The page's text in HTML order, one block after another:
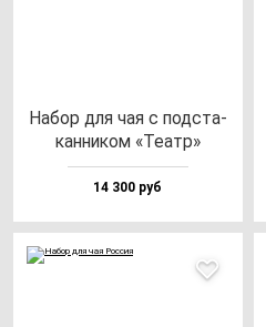
Набор для чая с под­ста­
кан­ни­ком «Театр»
14 300 руб